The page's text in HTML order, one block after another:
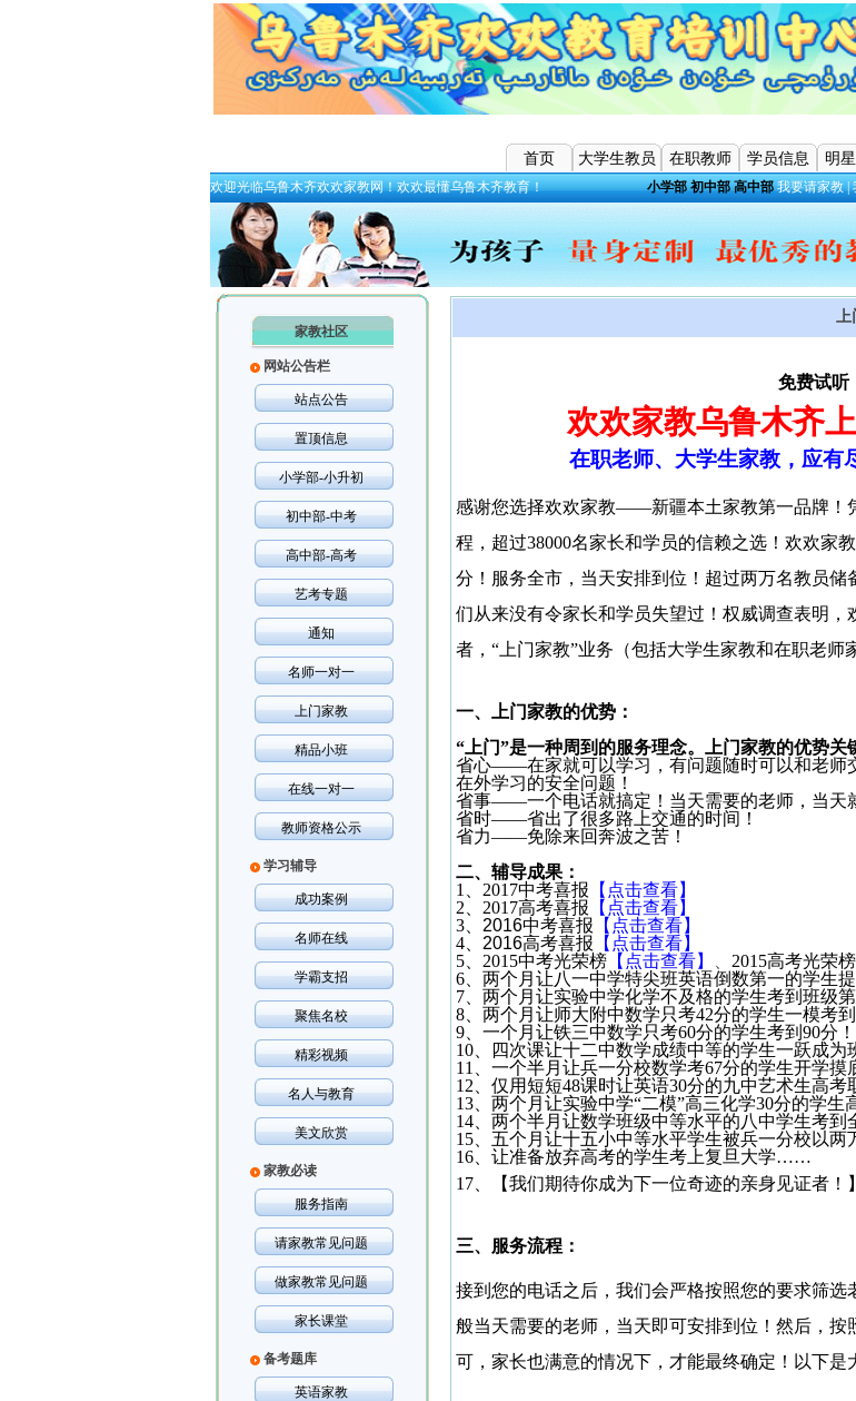
首页 大学生教员 在职教师 学员信息 明
欢迎光临乌鲁木齐欢欢家教网！欢欢最懂乌鲁木齐教育！ 小学部 初中部 高中部 我要请家教|
家教社区
网站公告栏
站点公告
置顶信息
小学部-小升初
初中部-中考
高中部-高考
艺考专题
通知
名师一对一
上门家教
精品小班
在线一对一
教师资格公示
学习辅导
成功案例
名师在线
学霸支招
聚焦名校
精彩视频
名人与教育
美文欣赏
家教必读
服务指南
请家教常见问题
做家教常见问题
家长课堂
备考题库
英语家教
上
免费试听
欢欢家教乌鲁木齐
在职老师、大学生家教，应有
感谢您选择欢欢家教——新疆本土家教第一品牌！
程，超过38000名家长和学员的信赖之选！欢欢家
分！服务全市，当天安排到位！超过两万名教员
们从来没有令家长和学员失望过！权威调查表明
者，“上门家教”业务（包括大学生家教和在职老师
一、上门家教的优势：
“上门”是一种周到的服务理念。上门家教的优势关
省心——在家就可以学习，有问题随时可以和老师
在外学习的安全问题！
省事——一个电话就搞定！当天需要的老师，当天
省时——省出了很多路上交通的时间！
省力——免除来回奔波之苦！
二、辅导成果：
1
2017中考喜报 【 点击查看】
2
2017高考喜报 【 点击查看】
3
2016中考喜报 【 点击查看】
4
2016高考喜报 【 点击查看】
5
2015中考光荣榜 【 点击查看】 2015高考光荣榜
6 、两个月让八一中学特尖班英语倒数第一的学生
7 、两个月让实验中学化学不及格的学生考到班级第
8 、两个月让师大附中数学只考42分的学生一模考到
9 、一个月让铁三中数学只考60分的学生考到 90分！
10 、四次课让十二中数学成绩中等的学生一跃成为
11
、一个半月让兵一分校数学考67分的学生开学摸
12 、仅用短短48课时让英语30分的九中艺术生高考
13 、两个月让实验中学“二模”高三化学30分的学生
14 、两个半月让数学班级中等水平的八中学生考到
15 、五个月让十五小中等水平学生被兵一分校以两
16 、让准备放弃高考的学生考上复旦大学……
17 、【我们期待你成为下一位奇迹的亲身见证者！】
三、服务流程：
接到您的电话之后，我们会严格按照您的要求筛
般当天需要的老师，当天即可安排到位！然后，
可，家长也满意的情况下，才能最终确定！以下是